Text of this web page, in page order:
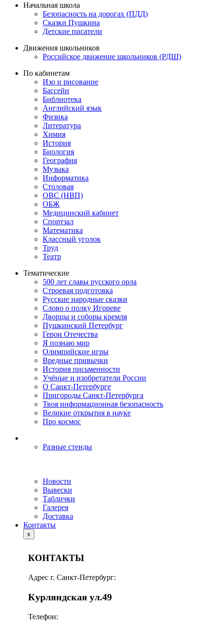
Начальная школа
Безопасность на дорогах (ПДД)
Сказки Пушкина
Детские писатели
Движения школьников
Российское движение школьников (РДШ)
По кабинетам
Изо и рисование
Бассейн
Библиотека
Английский язык
Физика
Литература
Химия
История
Биология
География
Музыка
Информатика
Столовая
ОВС (НВП)
ОБЖ
Медицинский кабинет
Спортзал
Математика
Классный уголок
Труд
Театр
Тематические
500 лет славы русского орла
Строевая подготовка
Русские народные сказки
Слово о полку Игореве
Дворцы и соборы кремля
Пушкинский Петербург
Герои Отечества
Я познаю мир
Олимпийские игры
Вредные привычки
История письменности
Учёные и изобретатели России
О Санкт-Петербурге
Пригороды Санкт-Петербурга
Твоя информационная безопасность
Великие открытия в науке
Про космос
Разные стенды
Новости
Вывески
Таблички
Галерея
Доставка
Контакты
x
КОНТАКТЫ
Адрес г. Санкт-Петербург:
Курляндская ул.49
Телефон: